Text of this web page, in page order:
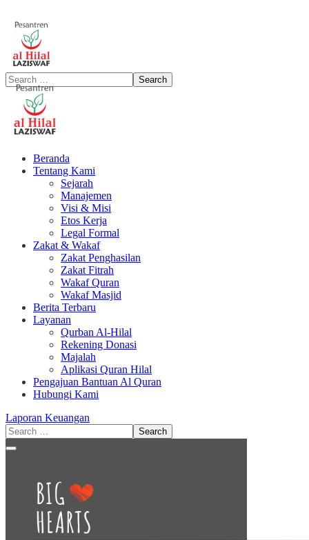
Beranda
Tentang Kami
Sejarah
Manajemen
Visi & Misi
Etos Kerja
Legal Formal
Zakat & Wakaf
Zakat Penghasilan
Zakat Fitrah
Wakaf Quran
Wakaf Masjid
Berita Terbaru
Layanan
Qurban Al-Hilal
Rekening Donasi
Majalah
Aplikasi Quran Hilal
Pengajuan Bantuan Al Quran
Hubungi Kami
Laporan Keuangan